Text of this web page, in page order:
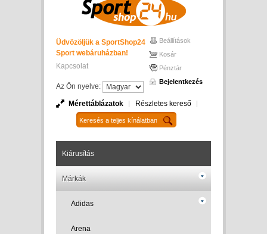
Üdvözöljük a SportShop24
Sport webáruházban!
Kapcsolat
Az Ön nyelve:
Beállítások
Kosár
Pénztár
Bejelentkezés
Mérettáblázatok Részletes kereső
Kiárusítás
Márkák
Adidas
Arena